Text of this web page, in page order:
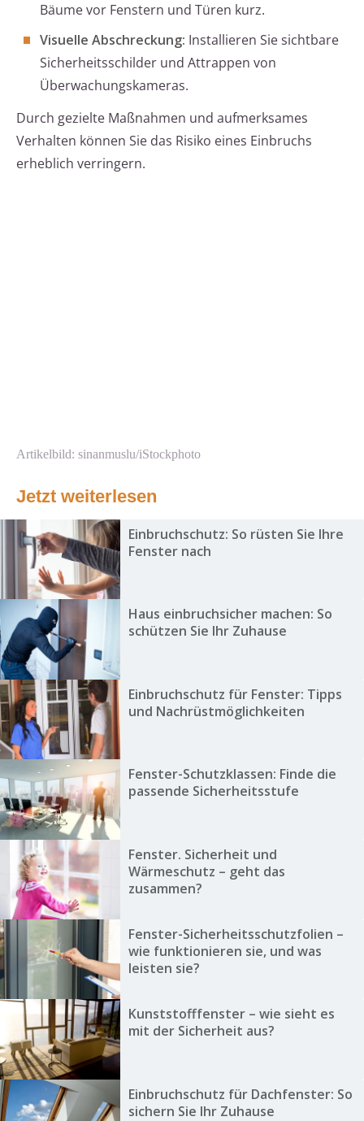
Bäume vor Fenstern und Türen kurz.
Visuelle Abschreckung: Installieren Sie sichtbare
Sicherheitsschilder und Attrappen von
Überwachungskameras.
Durch gezielte Maßnahmen und aufmerksames
Verhalten können Sie das Risiko eines Einbruchs
erheblich verringern.
Artikelbild: sinanmuslu/iStockphoto
Jetzt weiterlesen
Einbruchschutz: So rüsten Sie Ihre
Fenster nach
Haus einbruchsicher machen: So
schützen Sie Ihr Zuhause
Einbruchschutz für Fenster: Tipps
und Nachrüstmöglichkeiten
Fenster-Schutzklassen: Finde die
passende Sicherheitsstufe
Fenster. Sicherheit und
Wärmeschutz – geht das
zusammen?
Fenster-Sicherheitsschutzfolien –
wie funktionieren sie, und was
leisten sie?
Kunststofffenster – wie sieht es
mit der Sicherheit aus?
Einbruchschutz für Dachfenster: So
sichern Sie Ihr Zuhause